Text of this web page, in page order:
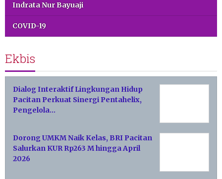
Indrata Nur Bayuaji
COVID-19
Ekbis
Dialog Interaktif Lingkungan Hidup
Pacitan Perkuat Sinergi Pentahelix,
Pengelola…
Dorong UMKM Naik Kelas, BRI Pacitan
Salurkan KUR Rp263 M hingga April
2026